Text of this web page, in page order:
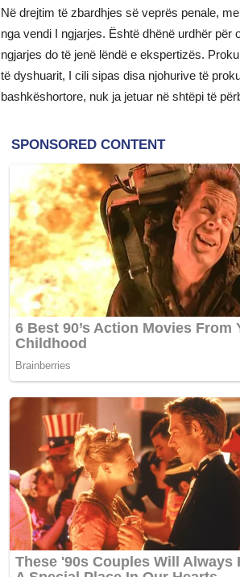
Në drejtim të zbardhjes së veprës penale,
nga vendi I ngjarjes. Është dhënë urdhër
ngjarjes do të jenë lëndë e ekspertizës.
të dyshuarit, I cili sipas disa njohurive të
bashkëshortore, nuk ja jetuar në shtëpi të